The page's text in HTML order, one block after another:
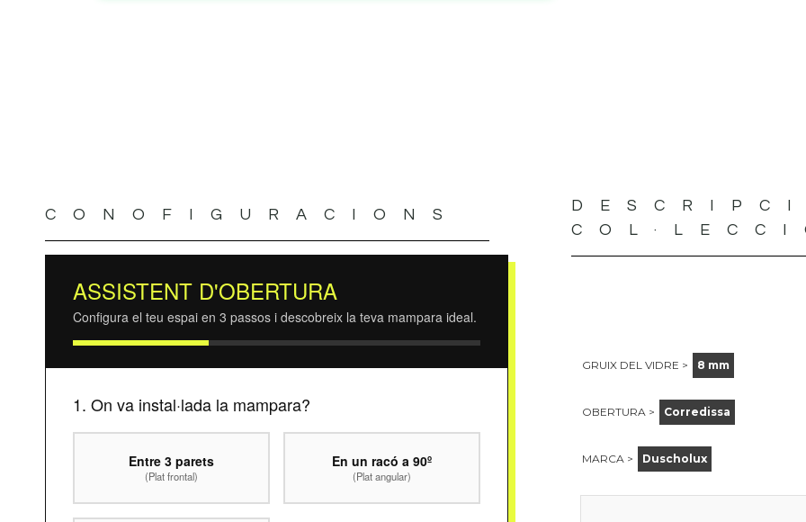
CONOFIGURACIONS
ASSISTENT D'OBERTURA
Configura el teu espai en 3 passos i descobreix la teva mampara ideal.
1. On va instal·lada la mampara?
Entre 3 parets
(Plat frontal)
En un racó a 90º
(Plat angular)
GRUIX DEL VIDRE > 8 mm
OBERTURA > Corredissa
MARCA > Duscholux